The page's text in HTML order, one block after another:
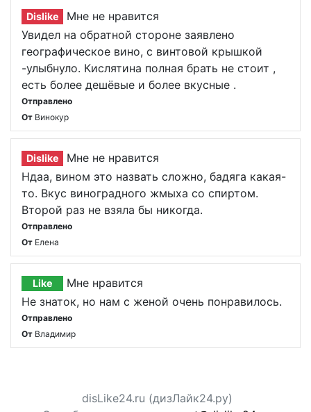
Dislike
Мне не нравится
Увидел на обратной стороне заявлено
географическое вино, с винтовой крышкой
-улыбнуло. Кислятина полная брать не стоит ,
есть более дешёвые и более вкусные .
Отправлено
От Винокур
Dislike
Мне не нравится
Ндаа, вином это назвать сложно, бадяга какая-
то. Вкус виноградного жмыха со спиртом.
Второй раз не взяла бы никогда.
Отправлено
От Елена
Like
Мне нравится
Не знаток, но нам с женой очень понравилось.
Отправлено
От Владимир
disLike24.ru (дизЛайк24.ру)